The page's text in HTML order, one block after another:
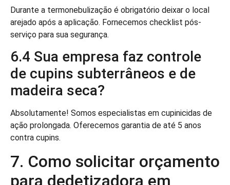
Durante a termonebulização é obrigatório deixar o local
arejado após a aplicação. Fornecemos checklist pós-
serviço para sua segurança.
6.4 Sua empresa faz controle
de cupins subterrâneos e de
madeira seca?
Absolutamente! Somos especialistas em cupinicidas de
ação prolongada. Oferecemos garantia de até 5 anos
contra cupins.
7. Como solicitar orçamento
para dedetizadora em